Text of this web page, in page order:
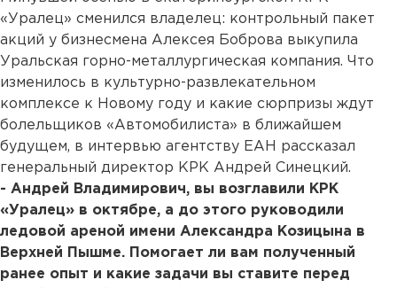
«Уралец» сменился владелец: контрольный пакет
акций у бизнесмена Алексея Боброва выкупила
Уральская горно-металлургическая компания. Что
изменилось в культурно-развлекательном
комплексе к Новому году и какие сюрпризы ждут
болельщиков «Автомобилиста» в ближайшем
будущем, в интервью агентству ЕАН рассказал
генеральный директор КРК Андрей Синецкий.
- Андрей Владимирович, вы возглавили КРК
«Уралец» в октябре, а до этого руководили
ледовой ареной имени Александра Козицына в
Верхней Пышме. Помогает ли вам полученный
ранее опыт и какие задачи вы ставите перед